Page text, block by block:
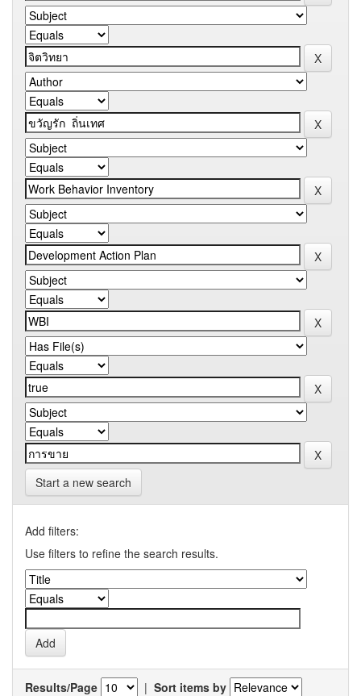
Start a new search
Add filters:
Use filters to refine the search results.
Results/Page | Sort items by